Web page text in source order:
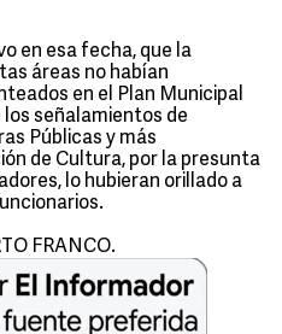
en esa fecha, que la
áreas no habían
en el Plan Municipal
los señalamientos de
Públicas y más
de Cultura, por la presunta
lo hubieran orillado a
FRANCO.